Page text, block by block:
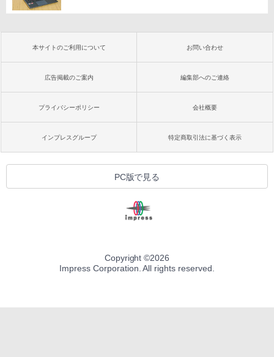
本サイトのご利用について お問い合わせ
広告掲載のご案内 編集部へのご連絡
プライバシーポリシー 会社概要
インプレスグループ 特定商取引法に基づく表示
PC版で見る
Copyright ©2026
Impress Corporation. All rights reserved.